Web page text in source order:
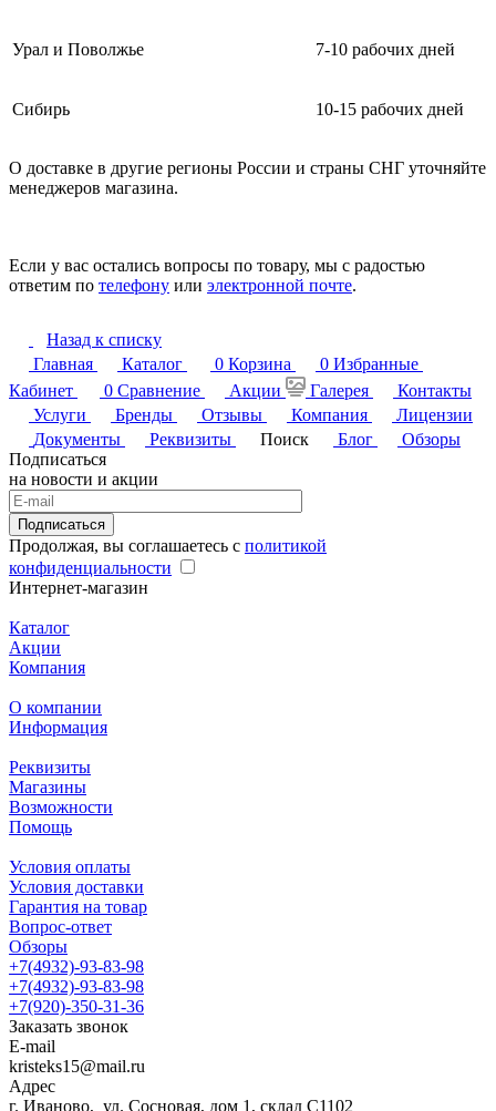
Урал и Поволжье 7-10 рабочих дней
Сибирь 10-15 рабочих дней
О доставке в другие регионы России и страны СНГ уточняйте
менеджеров магазина.
Если у вас остались вопросы по товару, мы с радостью
ответим по телефону или электронной почте.
Назад к списку
Главная
Каталог 0 Корзина 0 Избранные
Кабинет
0 Сравнение Акции Галерея
Контакты
Услуги
Бренды Отзывы Компания
Лицензии
Документы
Реквизиты Поиск Блог
Обзоры
Подписаться
на новости и акции
Подписаться
Продолжая, вы соглашаетесь с политикой
конфиденциальности
Интернет-магазин
Каталог
Акции
Компания
О компании
Информация
Реквизиты
Магазины
Возможности
Помощь
Условия оплаты
Условия доставки
Гарантия на товар
Вопрос-ответ
Обзоры
+7(4932)-93-83-98
+7(4932)-93-83-98
+7(920)-350-31-36
Заказать звонок
E-mail
kristeks15@mail.ru
Адрес
г. Иваново, ул. Сосновая, дом 1, склад С1102